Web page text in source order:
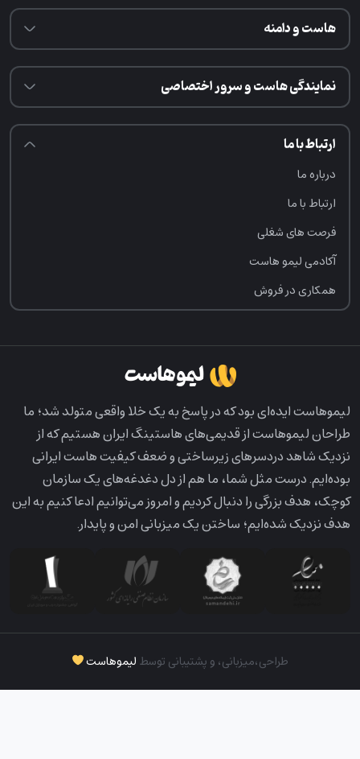
هاست و دامنه
نمایندگی هاست و سرور اختصاصی
ارتباط با ما
درباره ما
ارتباط با ما
فرصت‌ های شغلی
آکادمی لیمو هاست
همکاری در فروش
لیمو‌هاست ایده‌ای بود که در پاسخ به یک خلا واقعی متولد شد؛ ما
طراحان لیمو‌هاست از قدیمی‌های هاستینگ ایران هستیم که از
نزدیک شاهد دردسرهای زیرساختی و ضعف کیفیت هاست ایرانی
بوده‌ایم. درست مثل شما، ما هم از دل دغدغه‌های یک سازمان
کوچک، هدف بزرگی را دنبال کردیم و امروز می‌توانیم ادعا کنیم به این
هدف نزدیک شده‌ایم؛ ساختن یک میزبانی امن و پایدار.
طراحی،‌میزبانی، و پشتیبانی توسطلیموهاست